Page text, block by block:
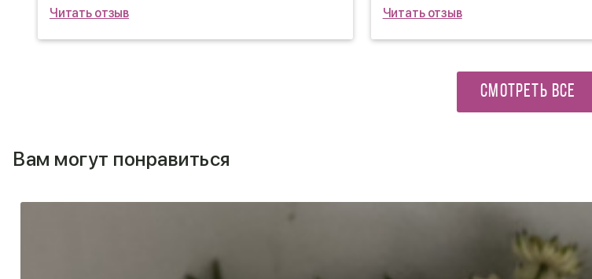
покупателям.
Сестра цветы получила и была очень счастлива
такому сюрпризу)
Читать отзыв Читать отзыв
СМОТРЕТЬ ВСЕ
Вам могут понравиться